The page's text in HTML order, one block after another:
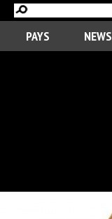
PAYS NEWS